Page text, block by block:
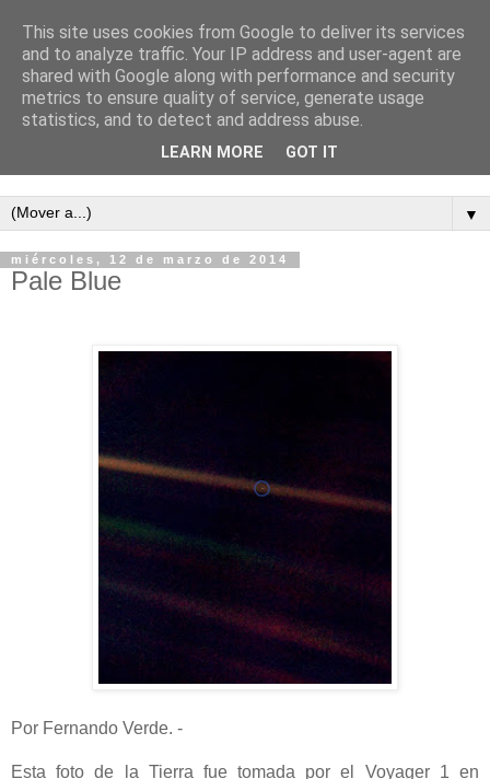
Semanario independiente de Calañas
▼
miércoles, 12 de marzo de 2014
Pale Blue
Por Fernando Verde. -
Esta foto de la Tierra fue tomada por el Voyager 1 en
This site uses cookies from Google to deliver its services
and to analyze traffic. Your IP address and user-agent are
shared with Google along with performance and security
metrics to ensure quality of service, generate usage
statistics, and to detect and address abuse.
LEARN MORE GOT IT